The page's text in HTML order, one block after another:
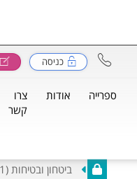
כניסה
ספרייה אודות
צרו
קשר
ביטחון ובטיחות (1)